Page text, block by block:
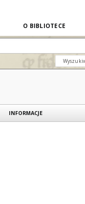
O BIBLIOTECE
INFORMACJE